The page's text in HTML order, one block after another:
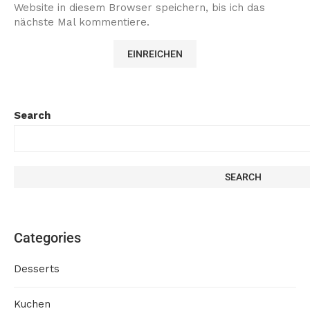
Website in diesem Browser speichern, bis ich das
nächste Mal kommentiere.
Search
SEARCH
Categories
Desserts
Kuchen